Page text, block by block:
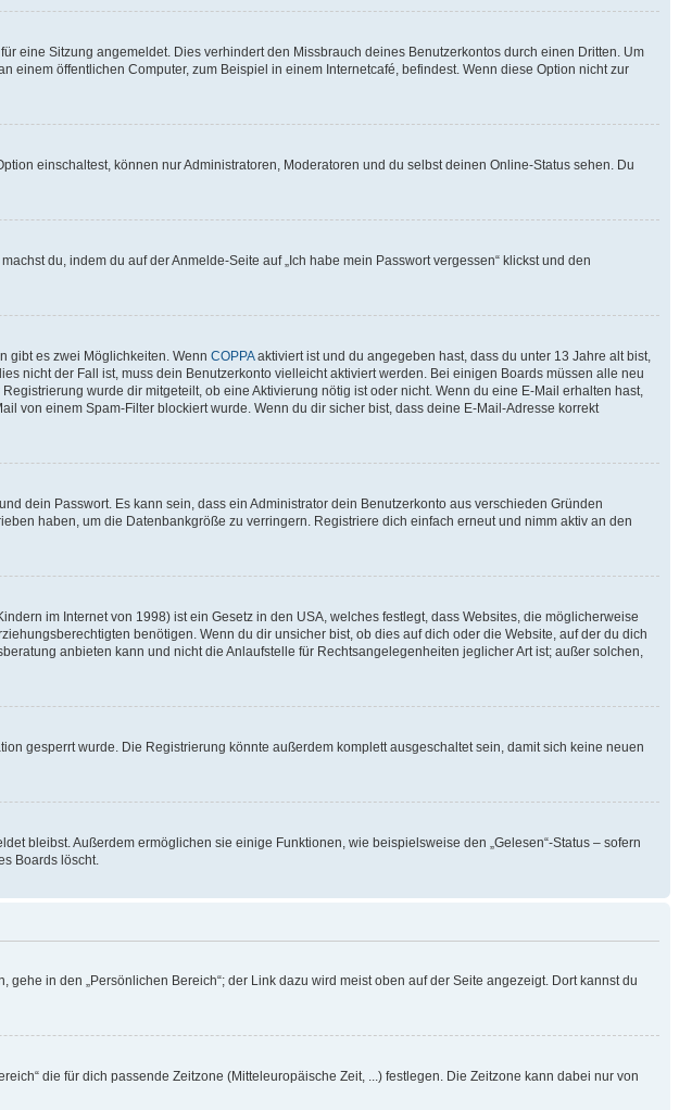
eine Sitzung angemeldet. Dies verhindert den Missbrauch deines Benutzerkontos durch einen Dritten. Um
öffentlichen Computer, zum Beispiel in einem Internetcafé, befindest. Wenn diese Option nicht zur
einschaltest, können nur Administratoren, Moderatoren und du selbst deinen Online-Status sehen. Du
du, indem du auf der Anmelde-Seite auf „Ich habe mein Passwort vergessen“ klickst und den
gibt es zwei Möglichkeiten. Wenn COPPAaktiviert ist und du angegeben hast, dass du unter 13 Jahre alt bist,
nicht der Fall ist, muss dein Benutzerkonto vielleicht aktiviert werden. Bei einigen Boards müssen alle neu
wurde dir mitgeteilt, ob eine Aktivierung nötig ist oder nicht. Wenn du eine E-Mail erhalten hast,
von einem Spam-Filter blockiert wurde. Wenn du dir sicher bist, dass deine E-Mail-Adresse korrekt
dein Passwort. Es kann sein, dass ein Administrator dein Benutzerkonto aus verschieden Gründen
haben, um die Datenbankgröße zu verringern. Registriere dich einfach erneut und nimm aktiv an den
im Internet von 1998) ist ein Gesetz in den USA, welches festlegt, dass Websites, die möglicherweise
benötigen. Wenn du dir unsicher bist, ob dies auf dich oder die Website, auf der du dich
anbieten kann und nicht die Anlaufstelle für Rechtsangelegenheiten jeglicher Art ist; außer solchen,
gesperrt wurde. Die Registrierung könnte außerdem komplett ausgeschaltet sein, damit sich keine neuen
bleibst. Außerdem ermöglichen sie einige Funktionen, wie beispielsweise den „Gelesen“-Status – sofern
Boards löscht.
in den „Persönlichen Bereich“; der Link dazu wird meist oben auf der Seite angezeigt. Dort kannst du
die für dich passende Zeitzone (Mitteleuropäische Zeit, ...) festlegen. Die Zeitzone kann dabei nur von